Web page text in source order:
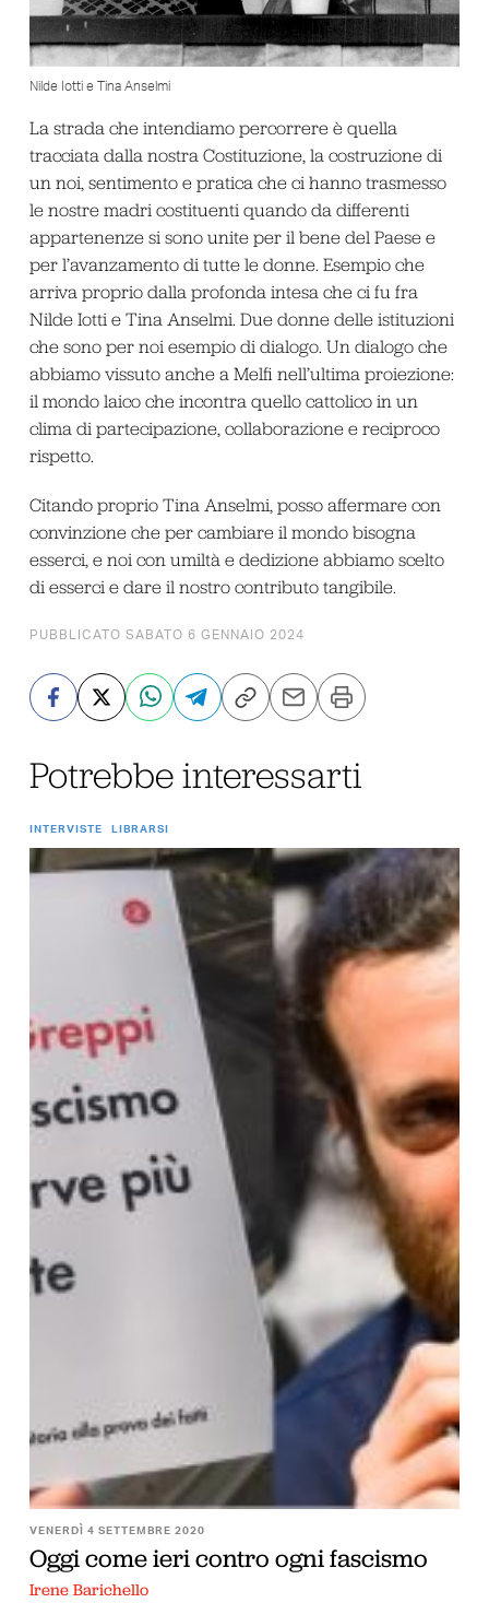
Nilde Iotti e Tina Anselmi
La strada che intendiamo percorrere è quella
tracciata dalla nostra Costituzione, la costruzione di
un noi, sentimento e pratica che ci hanno trasmesso
le nostre madri costituenti quando da differenti
appartenenze si sono unite per il bene del Paese e
per l’avanzamento di tutte le donne. Esempio che
arriva proprio dalla profonda intesa che ci fu fra
Nilde Iotti e Tina Anselmi. Due donne delle istituzioni
che sono per noi esempio di dialogo. Un dialogo che
abbiamo vissuto anche a Melfi nell’ultima proiezione:
il mondo laico che incontra quello cattolico in un
clima di partecipazione, collaborazione e reciproco
rispetto.
Citando proprio Tina Anselmi, posso affermare con
convinzione che per cambiare il mondo bisogna
esserci, e noi con umiltà e dedizione abbiamo scelto
di esserci e dare il nostro contributo tangibile.
PUBBLICATO SABATO 6 GENNAIO 2024
Potrebbe interessarti
INTERVISTE LIBRARSI
VENERDÌ 4 SETTEMBRE 2020
Oggi come ieri contro ogni fascismo
Irene Barichello